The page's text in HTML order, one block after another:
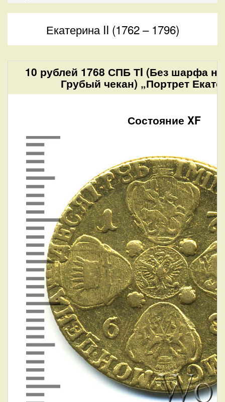
Екатерина II (1762 – 1796)
10 рублей 1768 СПБ ТI (Без шарфа
Грубый чекан) „Портрет
Состояние XF